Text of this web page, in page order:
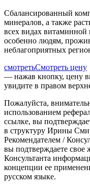
Сбалансированный
минералов, а также
всех видах витаминной
особенно людям,
неблагоприятных
смотретьСмотреть цену
— нажав кнопку, цену
увидите в правом
Пожалуйста,
использованием
ссылке, вы
в структуру Ирины
Рекомендателем /
вы подтверждаете свое
Консультанта
концепции ее
русском языке.